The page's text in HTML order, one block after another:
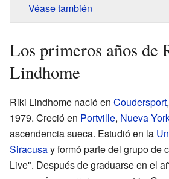
Véase también
Los primeros años de
Lindhome
Riki Lindhome nació en Coudersport,
1979. Creció en Portville, Nueva
ascendencia sueca. Estudió en la
Siracusay formó parte del grupo de
Live". Después de graduarse en el